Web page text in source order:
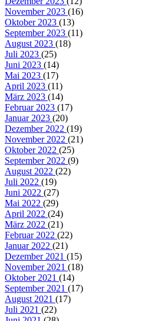
November 2023 (16)
Oktober 2023 (13)
September 2023 (11)
August 2023 (18)
Juli 2023 (25)
Juni 2023 (14)
Mai 2023 (17)
April 2023 (11)
März 2023 (14)
Februar 2023 (17)
Januar 2023 (20)
Dezember 2022 (19)
November 2022 (21)
Oktober 2022 (25)
September 2022 (9)
August 2022 (22)
Juli 2022 (19)
Juni 2022 (27)
Mai 2022 (29)
April 2022 (24)
März 2022 (21)
Februar 2022 (22)
Januar 2022 (21)
Dezember 2021 (15)
November 2021 (18)
Oktober 2021 (14)
September 2021 (17)
August 2021 (17)
Juli 2021 (22)